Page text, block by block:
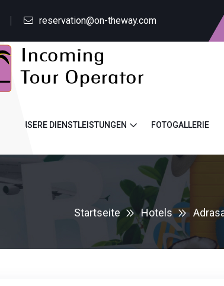
reservation@on-theway.com
UNSERE DIENSTLEISTUNGEN FOTOGALLERIE
Startseite Hotels